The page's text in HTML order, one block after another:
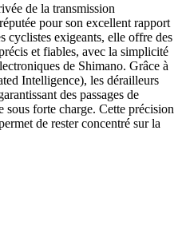
de la transmission
pour son excellent rapport
cyclistes exigeants, elle offre des
et fiables, avec la simplicité
de Shimano. Grâce à
Intelligence), les dérailleurs
des passages de
sous forte charge. Cette précision
de rester concentré sur la